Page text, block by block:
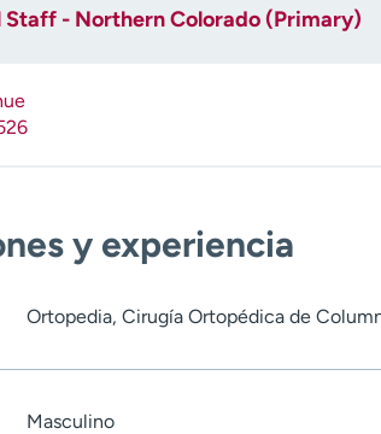
- Northern Colorado (Primary)
y experiencia
Ortopedia, Cirugía Ortopédica de
Masculino